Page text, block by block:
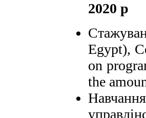
2020 р
Egypt),
on
the